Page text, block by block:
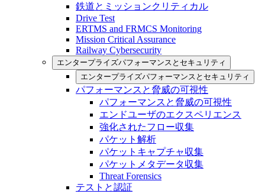
鉄道とミッションクリティカル
Drive Test
ERTMS and FRMCS Monitoring
Mission Critical Assurance
Railway Cybersecurity
エンタープライズパフォーマンスとセキュリティ
エンタープライズパフォーマンスとセキュリティ
パフォーマンスと脅威の可視性
パフォーマンスと脅威の可視性
エンドユーザのエクスペリエンス
強化されたフロー収集
パケット解析
パケットキャプチャ収集
パケットメタデータ収集
Threat Forensics
テストと認証